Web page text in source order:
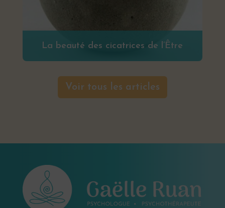
La beauté des cicatrices de l’Être
Voir tous les articles